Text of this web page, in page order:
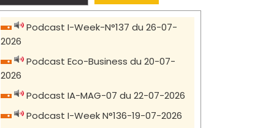
Podcast I-Week-N°137 du 26-07-
2026
Podcast Eco-Business du 20-07-
2026
Podcast IA-MAG-07 du 22-07-2026
Podcast I-Week N°136-19-07-2026